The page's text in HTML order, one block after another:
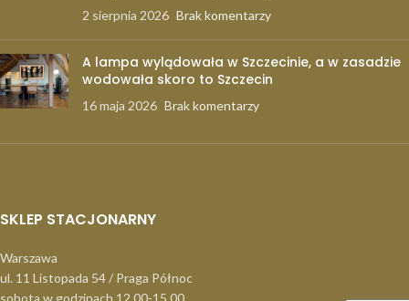
2 sierpnia 2026 Brak komentarzy
A lampa wylądowała w Szczecinie, a w zasadzie
wodowała skoro to Szczecin
16 maja 2026 Brak komentarzy
SKLEP STACJONARNY
Warszawa
ul. 11 Listopada 54 / Praga Północ